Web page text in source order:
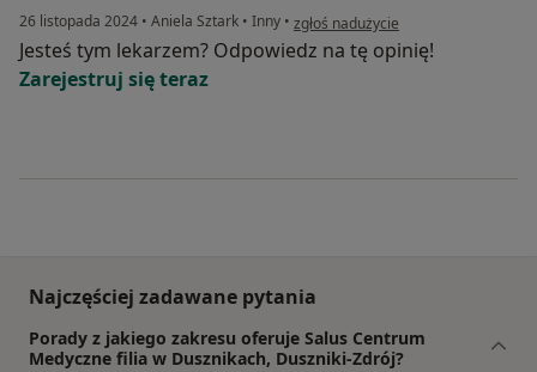
26 listopada 2024 • Aniela Sztark • Inny • w opinii użytkownika Kasia
zgłoś nadużycie
Jesteś tym lekarzem? Odpowiedz na tę opinię!
Zarejestruj się teraz
Najczęściej zadawane pytania
Porady z jakiego zakresu oferuje Salus Centrum
Medyczne filia w Dusznikach, Duszniki-Zdrój?